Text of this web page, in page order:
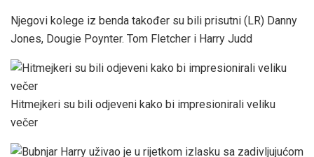
Njegovi kolege iz benda također su bili prisutni (LR) Danny
Jones, Dougie Poynter. Tom Fletcher i Harry Judd
Hitmejkeri su bili odjeveni kako bi impresionirali veliku
večer